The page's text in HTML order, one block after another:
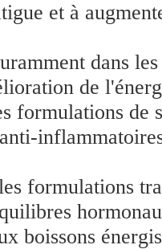
et à
dans
de
formulations de
formulations
boissons